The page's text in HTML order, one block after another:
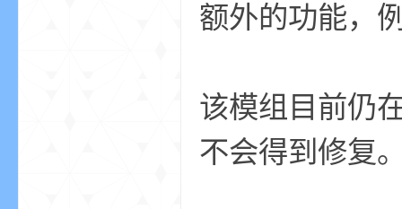
额外的功能，
该模组目前仍
不会得到修复